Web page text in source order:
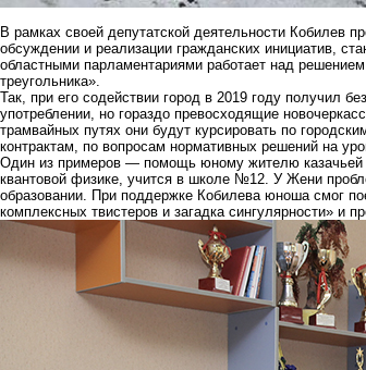
В рамках своей депутатской деятельности Кобилев
обсуждении и реализации гражданских инициатив,
областными парламентариями работает над решением
треугольника».
Так, при его содействии город в 2019 году получил
употреблении, но гораздо превосходящие
трамвайных путях они будут курсировать по
контрактам, по вопросам нормативных решений на
Один из примеров — помощь юному жителю
квантовой физике, учится в школе №12. У Жени
образовании. При поддержке Кобилева юноша смог
комплексных твистеров и загадка сингулярности» и